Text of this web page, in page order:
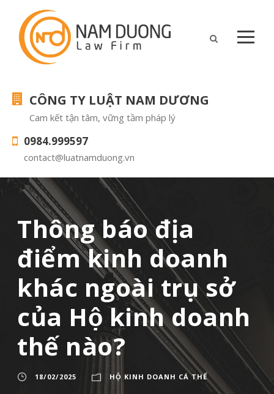
CÔNG TY LUẬT NAM DƯƠNG
Cam kết tận tâm, vững tầm pháp lý
0984.999597
contact@luatnamduong.vn
Thông báo địa
điểm kinh doanh
khác ngoài trụ sở
của Hộ kinh doanh
thế nào?
18/02/2025 HỘ KINH DOANH CÁ THỂ